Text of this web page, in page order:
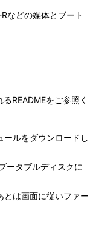
などの媒体とブート
READMEをご参照く
ルをダウンロードし
ータブルディスクに
とは画面に従いファー